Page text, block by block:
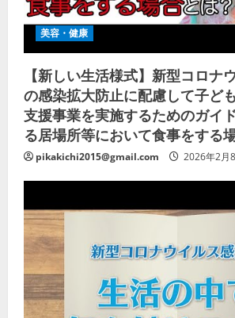
美容・健康
【新しい生活様式】新型コロナ
の感染拡大防止に配慮して子ど
支援事業を実施するためのガイ
る居場所等において食事をする
pikakichi2015@gmail.com 2026年2月